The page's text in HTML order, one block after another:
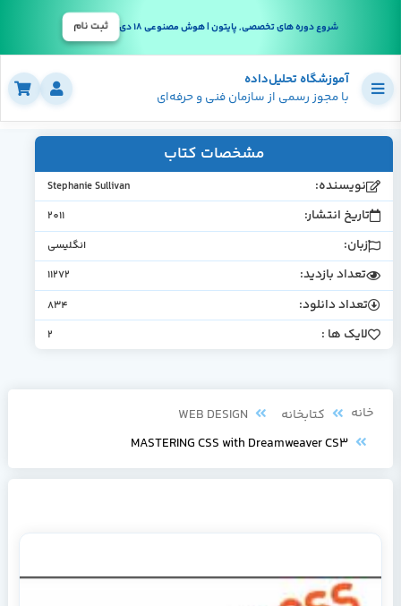
شروع دوره های تخصصی, پایتون | هوش مصنوعی 18 دی ثبت نام
آموزشگاه تحلیل‌داده
با مجوز رسمی از سازمان فنی و حرفه‌ای
مشخصات کتاب
نویسنده: Stephanie Sullivan
تاریخ انتشار: 2011
زبان: انگلیسی
تعداد بازدید: 11272
تعداد دانلود: 834
لایک ها : 2
خانه کتابخانه
WEB DESIGN
MASTERING CSS with Dreamweaver CS3